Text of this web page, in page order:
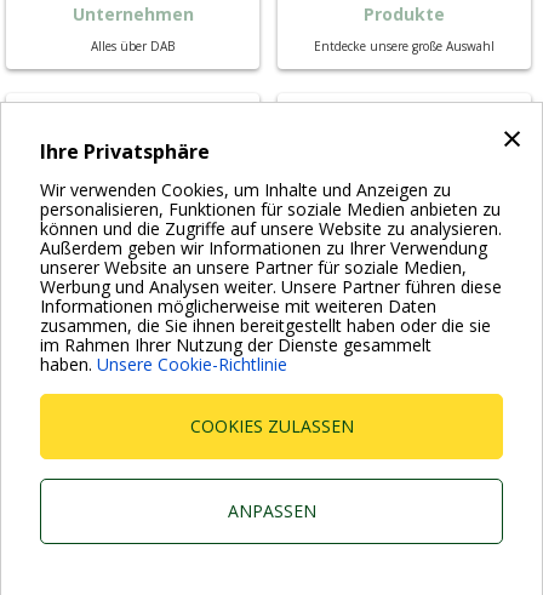
×
Ihre Privatsphäre
Wir verwenden Cookies, um Inhalte und Anzeigen zu
personalisieren, Funktionen für soziale Medien anbieten zu
können und die Zugriffe auf unsere Website zu analysieren.
Außerdem geben wir Informationen zu Ihrer Verwendung
unserer Website an unsere Partner für soziale Medien,
Werbung und Analysen weiter. Unsere Partner führen diese
Informationen möglicherweise mit weiteren Daten
zusammen, die Sie ihnen bereitgestellt haben oder die sie
im Rahmen Ihrer Nutzung der Dienste gesammelt
haben. Unsere Cookie-Richtlinie
COOKIES ZULASSEN
ANPASSEN
Unternehmen
Alles über DAB
Produkte
Entdecke unsere große Auswahl
Karriere
Deine Karriere bei DAB
DService
DProject
DTraining
Lerne mit uns Neues von DAB
Italy Tel. +39.049.5125000 Fax +39.049.5125950
P.I. 03675230282 - R.E.A. Padova N. 328200- Cap. Soc.